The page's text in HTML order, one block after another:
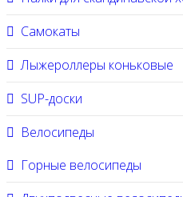
Самокаты
Лыжероллеры коньковые
SUP-доски
Велосипеды
Горные велосипеды